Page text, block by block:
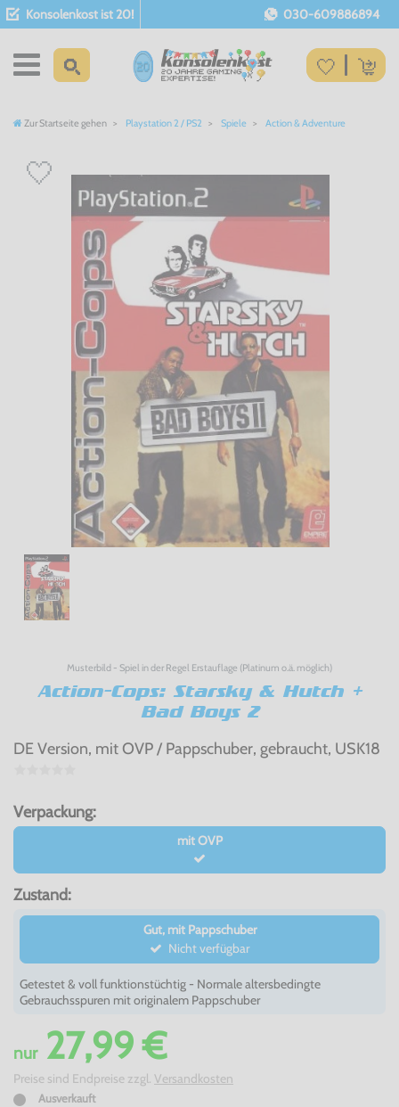
Konsolenkost ist 20! 030-609886894
Zur Startseite gehen Playstation 2 / PS2 Spiele Action & Adventure
Musterbild - Spiel in der Regel Erstauflage (Platinum o.ä. möglich)
Action-Cops: Starsky & Hutch +
Bad Boys 2
DE Version, mit OVP / Pappschuber, gebraucht, USK18
Verpackung:
mit OVP
Zustand:
Gut, mit Pappschuber
Nicht verfügbar
Getestet & voll funktionstüchtig - Normale altersbedingte
Gebrauchsspuren mit originalem Pappschuber
nur27,99 €
Preise sind Endpreise zzgl. Versandkosten
Ausverkauft